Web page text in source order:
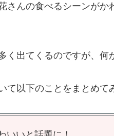
さんの食べるシーンがか
出てくるのですが、何
以下のことをまとめて